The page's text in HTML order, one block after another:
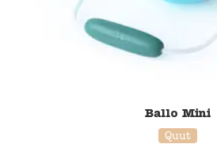
Ballo Mini
Quut